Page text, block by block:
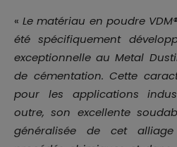
«Le matériau en poudre
été spécifiquement
exceptionnelle au Metal
de cémentation. Cette
pour les applications
outre, son excellente
généralisée de cet